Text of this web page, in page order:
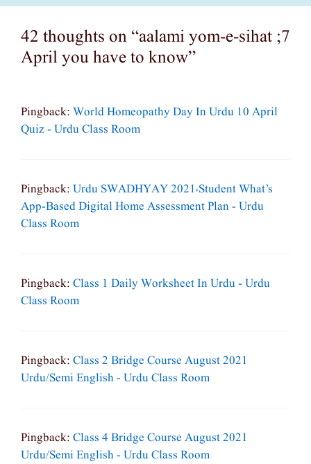
42 thoughts on “aalami yom-e-sihat ;7
April you have to know”
Pingback: World Homeopathy Day In Urdu 10 April
Quiz - Urdu Class Room
Pingback: Urdu SWADHYAY 2021،Student What’s
App-Based Digital Home Assessment Plan - Urdu
Class Room
Pingback: Class 1 Daily Worksheet In Urdu - Urdu
Class Room
Pingback: Class 2 Bridge Course August 2021
Urdu/semi English - Urdu Class Room
Pingback: Class 4 Bridge Course August 2021
Urdu/semi English - Urdu Class Room